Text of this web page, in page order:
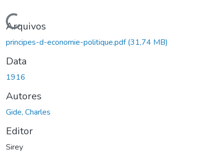
Carregando...
Arquivos
principes-d-economie-politique.pdf(31,74 MB)
Data
1916
Autores
Gide, Charles
Editor
Sirey